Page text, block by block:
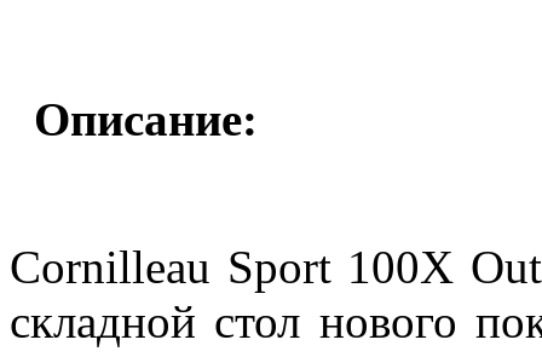
Описание:
Cornilleau Sport 100X
складной стол нового